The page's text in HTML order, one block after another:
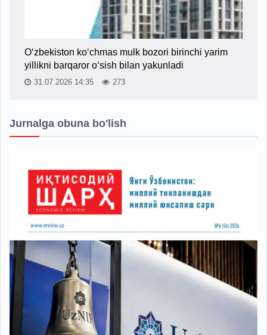
O‘zbekiston ko‘chmas mulk bozori birinchi yarim
yillikni barqaror o‘sish bilan yakunladi
31.07.2026 14:35 273
Jurnalga obuna bo'lish